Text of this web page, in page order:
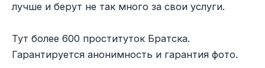
лучше и берут не так много за свои услуги.
Тут более 600 проституток Братска.
Гарантируется анонимность и гарантия фото.